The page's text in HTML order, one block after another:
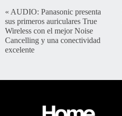
« AUDIO: Panasonic presenta
sus primeros auriculares True
Wireless con el mejor Noise
Cancelling y una conectividad
excelente